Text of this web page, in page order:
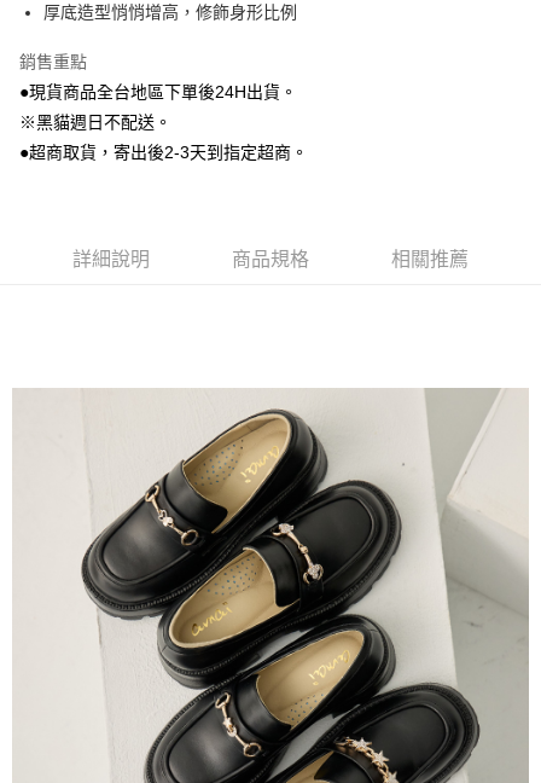
相關說明
1.本服務由台灣大哥大提供，台灣大哥大用戶可立即使用無須另外申請。
2.付款方式選擇「大哥付你分期」，訂單成立後會自動跳轉到大哥付的交易
流程，驗證手機門號後，選擇欲分期的期數、繳款截止日，確認付款後即完
成交易。
3.實際核准額度、可分期數及費用金額請依後續交易確認頁面所載為準。
1.分期款項不併入電信帳單，「大哥付你分期」於每月結算日後寄送繳費提
1.本服務係由「台灣大哥大股份有限公司」（以下簡稱本公司）所提供，讓
用戶於交易時，得透過本服務購買商品或服務，並由商店將買賣／分期付款
買賣價金債權讓與本公司後，依約使用本公司帳單繳交帳款。
2.基於同意付款使用「大哥付你分期」之契約關係目的，商店將以您的個人
資料（包含姓名、電話或地址）提供予台灣大哥大進項蒐集、處理及利用，
由本公司與您本人進行分期帳單所需資料之確認、核對及更正。
3.完整用戶服務條款，請詳閱以下連結：https://oppay.tw/userRule
AFTEE先享後付
相關說明
【關於「AFTEE先享後付」】
AFTEE先享後付是「在收到商品之後才付款」的支付方式。 讓您購物簡單
便利好安心！
【「AFTEE先享後付」結帳流程】
※ 請注意：結帳手續完成當下不需立刻繳費，但若您需要取消訂單，請聯絡
購買商品的店家。未經商家同意取消之訂單仍視為有效，需透過AFTEE先享
※ 交易是否成功請以「AFTEE先享後付 」之結帳頁面顯示為準，若有關於
是否繳費成功／繳費後需取消欲退款等相關疑問，請聯繫「AFTEE先享後付
客戶支援中心」https://netprotections.freshdesk.com/support/home
【注意事項】
１．透過由恩沛科技股份有限公司提供之「AFTEE先享後付」服務完成之交
易，需依本服務之必要範圍內提供個人資料，並將交易相關給付款項請求債
權轉讓予恩沛科技股份有限公司。
２．關於個人資料處理事宜，請瀏覽以下網址：
https://aftee.tw/terms/#terms3
３．未成年的使用者請事先徵得法定代理人或監護人之同意方可使用
「AFTEE先享後付」，若未經同意申辦者引起之損失，本公司不負相關責
４．使用「AFTEE先享後付」時，將依據個別帳號之用戶狀況，依本公司即
時審查核予不同之上限額度；若仍有額度不足之情形，本公司將視審查結果
每筆NT$80，滿NT$799(含以上)免運費
每筆NT$80，滿NT$799(含以上)免運費
付款後7-11取貨
每筆NT$80，滿NT$799(含以上)免運費
黑貓宅配
每筆NT$80，滿NT$799(含以上)免運費
厚底造型悄悄增高，修飾身形比例
銷售重點
●現貨商品全台地區下單後24H出貨。
※黑貓週日不配送。
●超商取貨，寄出後2-3天到指定超商。
詳細說明 商品規格 相關推薦